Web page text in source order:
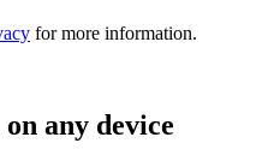
for more information.
any device